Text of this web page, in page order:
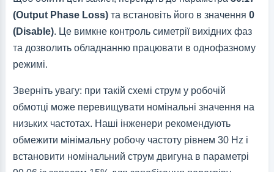
(Output Phase Loss)та встановіть його в значення 0
(Disable). Це вимкне контроль симетрії вихідних фаз
та дозволить обладнанню працювати в однофазному
режимі.
Зверніть увагу: при такій схемі струм у робочій
обмотці може перевищувати номінальні значення на
низьких частотах. Наші інженери рекомендують
обмежити мінімальну робочу частоту рівнем 30 Hz і
встановити номінальний струм двигуна в параметрі